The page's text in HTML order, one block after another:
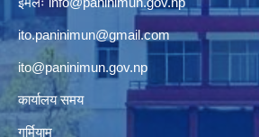
ito.paninimun@gmail.com
ito@paninimun.gov.np
कार्यालय समय
गर्मियाम